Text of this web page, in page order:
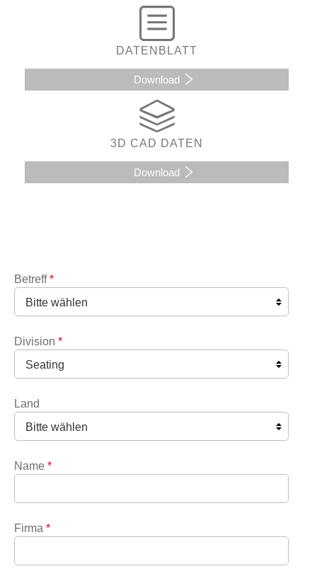
DATENBLATT
Download
3D CAD DATEN
Download
Betreff *
Division *
Land
Name *
Firma *